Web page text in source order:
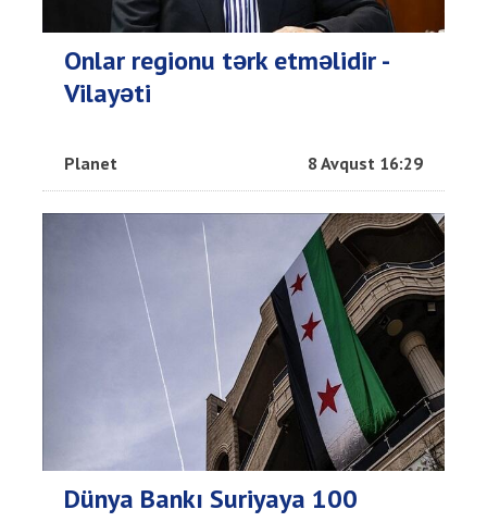
Onlar regionu tərk etməlidir -
Vilayəti
Planet 8 Avqust 16:29
Dünya Bankı Suriyaya 100